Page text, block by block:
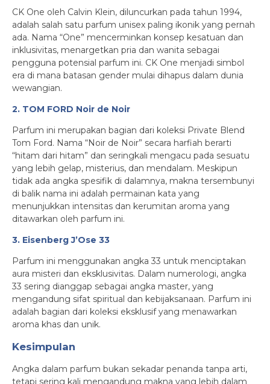
CK One oleh Calvin Klein, diluncurkan pada tahun 1994,
adalah salah satu parfum unisex paling ikonik yang pernah
ada. Nama “One” mencerminkan konsep kesatuan dan
inklusivitas, menargetkan pria dan wanita sebagai
pengguna potensial parfum ini. CK One menjadi simbol
era di mana batasan gender mulai dihapus dalam dunia
wewangian.
2. TOM FORD Noir de Noir
Parfum ini merupakan bagian dari koleksi Private Blend
Tom Ford. Nama “Noir de Noir” secara harfiah berarti
“hitam dari hitam” dan seringkali mengacu pada sesuatu
yang lebih gelap, misterius, dan mendalam. Meskipun
tidak ada angka spesifik di dalamnya, makna tersembunyi
di balik nama ini adalah permainan kata yang
menunjukkan intensitas dan kerumitan aroma yang
ditawarkan oleh parfum ini.
3. Eisenberg J’Ose 33
Parfum ini menggunakan angka 33 untuk menciptakan
aura misteri dan eksklusivitas. Dalam numerologi, angka
33 sering dianggap sebagai angka master, yang
mengandung sifat spiritual dan kebijaksanaan. Parfum ini
adalah bagian dari koleksi eksklusif yang menawarkan
aroma khas dan unik.
Kesimpulan
Angka dalam parfum bukan sekadar penanda tanpa arti,
tetapi sering kali mengandung makna yang lebih dalam